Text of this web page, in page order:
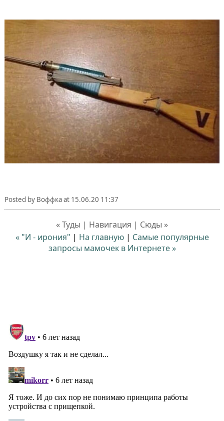
Posted by Воффкаat 15.06.20 11:37
« Туды | Навигация | Сюды »
« "И - ирония" | На главную| Самые популярные
запросы мамочек в Интернете »